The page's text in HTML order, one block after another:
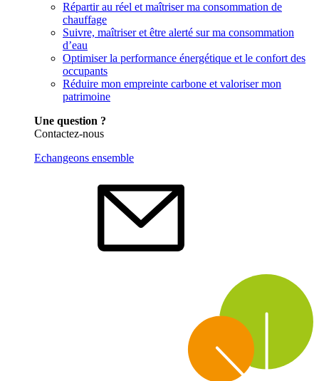
Répartir au réel et maîtriser ma consommation de
chauffage
Suivre, maîtriser et être alerté sur ma consommation
d’eau
Optimiser la performance énergétique et le confort des
occupants
Réduire mon empreinte carbone et valoriser mon
patrimoine
Une question ?
Contactez-nous
Echangeons ensemble